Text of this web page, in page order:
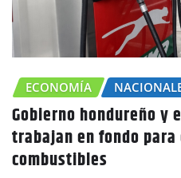
NACIONALES
hondureño y el Banco
en fondo para